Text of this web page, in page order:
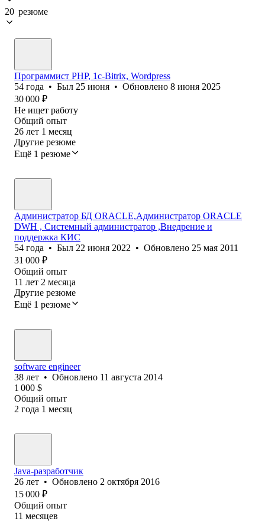
20 резюме
Программист PHP, 1c-Bitrix, Wordpress
54 года • Был 25 июня • Обновлено 8 июня 2025
30 000 ₽
Не ищет работу
Общий опыт
26 лет 1 месяц
Другие резюме
Ещё 1 резюме
Администратор БД ORACLE,Администратор ORACLE
DWH , Системный администратор ,Внедрение и
поддержка КИС
54 года • Был 22 июня 2022 • Обновлено 25 мая 2011
31 000 ₽
Общий опыт
11 лет 2 месяца
Другие резюме
Ещё 1 резюме
software engineer
38 лет • Обновлено 11 августа 2014
1 000 $
Общий опыт
2 года 1 месяц
Java-разработчик
26 лет • Обновлено 2 октября 2016
15 000 ₽
Общий опыт
11 месяцев